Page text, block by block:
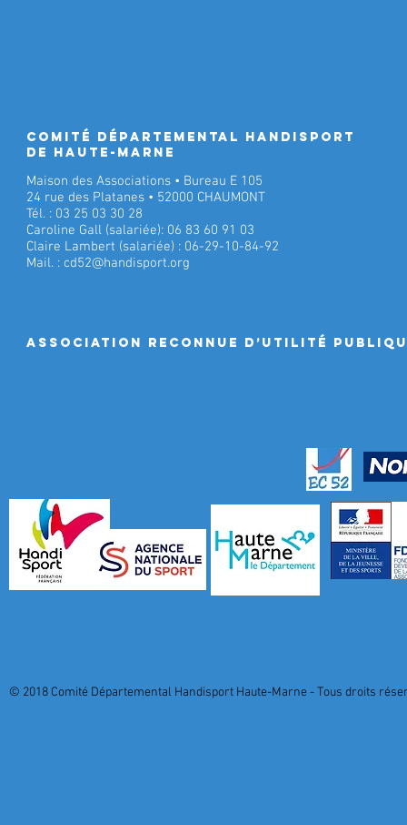
Comité Départemental Handisport
de Haute-Marne
Maison des Associations • Bureau E 105
24 rue des Platanes • 52000 CHAUMONT
Tél. : 03 25 03 30 28
Caroline Gall (salariée): 06 83 60 91 03
Claire Lambert (salariée) : 06-29-10-84-92
Mail. : cd52@handisport.org
ASSociation RECONNUE D’UTILITÉ
© 2018 Comité Départemental Handisport Haute-Marne - Tous droits